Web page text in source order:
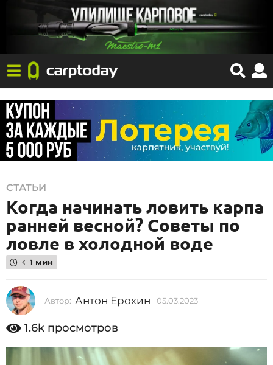
0
5
.
0
3
.
2
0
2
0
СТАТЬИ
Когда начинать ловить карпа
ранней весной? Советы по
ловле в холодной воде
1 мин
Автор: Антон Ерохин 05.03.2023
3
1.6k просмотров